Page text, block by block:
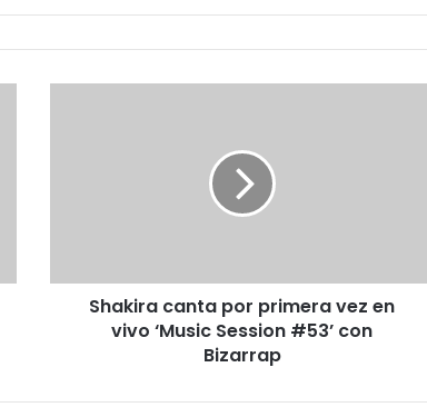
a
o
Shakira canta por primera vez en
vivo ‘Music Session #53’ con
Bizarrap